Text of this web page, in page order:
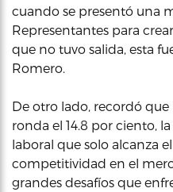
cuando se presentó una
Representantes para
que no tuvo salida, esta
Romero.
De otro lado, recordó
ronda el 14.8 por ciento,
laboral que solo alcanza
competitividad en el
grandes desafíos que